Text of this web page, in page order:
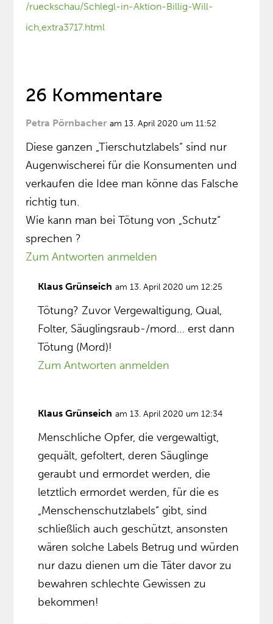
/rueckschau/Schlegl-in-Aktion-Billig-Will-
ich,extra3717.html
26 Kommentare
Petra Pörnbacher am 13. April 2020 um 11:52
Diese ganzen „Tierschutzlabels“ sind nur
Augenwischerei für die Konsumenten und
verkaufen die Idee man könne das Falsche
richtig tun.
Wie kann man bei Tötung von „Schutz“
sprechen ?
Zum Antworten anmelden
Klaus Grünseich am 13. April 2020 um 12:25
Tötung? Zuvor Vergewaltigung, Qual,
Folter, Säuglingsraub-/mord… erst dann
Tötung (Mord)!
Zum Antworten anmelden
Klaus Grünseich am 13. April 2020 um 12:34
Menschliche Opfer, die vergewaltigt,
gequält, gefoltert, deren Säuglinge
geraubt und ermordet werden, die
letztlich ermordet werden, für die es
„Menschenschutzlabels“ gibt, sind
schließlich auch geschützt, ansonsten
wären solche Labels Betrug und würden
nur dazu dienen um die Täter davor zu
bewahren schlechte Gewissen zu
bekommen!